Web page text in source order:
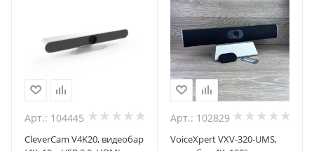
Арт.: 104445
CleverCam V4K20, видеобар
Арт.: 102829
VoiceXpert VXV-320-UMS,